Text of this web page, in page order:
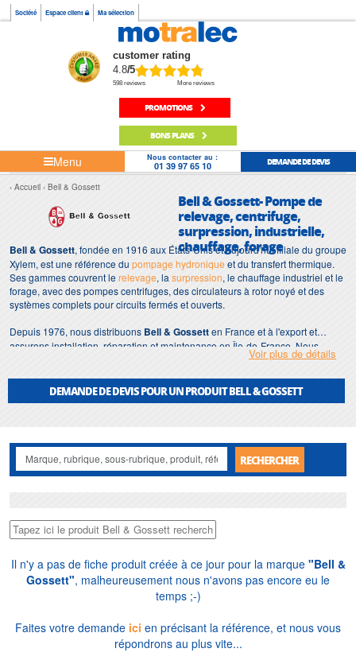
Société Espace client Ma sélection
customer rating
4.8/5
598 reviews More reviews
PROMOTIONS
BONS PLANS
Menu Nous contacter au :
01 39 97 65 10 DEMANDE DE DEVIS
Accueil Bell & Gossett
Bell & Gossett- Pompe de
relevage, centrifuge,
surpression, industrielle,
chauffage, forage
Bell & Gossett, fondée en 1916 aux États-Unis et aujourd'hui filiale du groupe
Xylem, est une référence du pompage hydronique et du transfert thermique.
Ses gammes couvrent lerelevage, la surpression, le chauffage industriel et le
forage, avec des pompes centrifuges, des circulateurs à rotor noyé et des
systèmes complets pour circuits fermés et ouverts.
Depuis 1976, nous distribuons Bell & Gossetten France et à l'export et
assurons installation, réparation et maintenance en Île-de-France. Nous
tenons en stock les principales références et pièces, dimensionnons
arbitrant entrecirculateurs simples,pompes doubleset systèmes de
surpression selon votre installation.
Voir plus de détails
DEMANDE DE DEVIS POUR UN PRODUIT BELL & GOSSETT
RECHERCHER
Il n'y a pas de fiche produit créée à ce jour pour la marque "Bell &
Gossett", malheureusement nous n'avons pas encore eu le
temps ;-)
Faites votre demande ici en précisant la référence, et nous vous
répondrons au plus vite...